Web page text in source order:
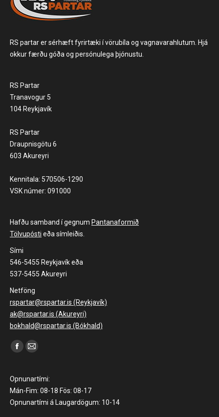
RS partar er sérhæft fyrirtæki í vörubíla og vagnavarahlutum. Hjá
okkur færðu góða og persónulega þjónustu.
RS Partar
Tranavogur 5
104 Reykjavík
RS Partar
Draupnisgötu 6
603 Akureyri
Kennitala: 570506-1290
VSK númer: 091000
Hafðu samband í gegnum Pantanaformið
Tölvupósti eða símleiðis.
Sími
546-5455 Reykjavík eða
537-5455 Akureyri
Netföng
rspartar@rspartar.is (Reykjavík)
ak@rspartar.is (Akureyri)
bokhald@rspartar.is (Bókhald)
Find us on:
Facebook
opens
in
new
Mail
opens
in
new
Opnunartími:
Mán-Fim: 08-18 Fös: 08-17
Opnunartími á Laugardögum: 10-14